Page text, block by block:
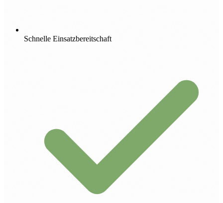
Schnelle Einsatzbereitschaft